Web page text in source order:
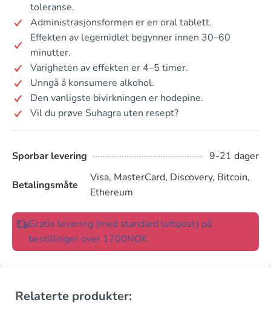
toleranse.
Administrasjonsformen er en oral tablett.
Effekten av legemidlet begynner innen 30–60
minutter.
Varigheten av effekten er 4–5 timer.
Unngå å konsumere alkohol.
Den vanligste bivirkningen er hodepine.
Vil du prøve Suhagra uten resept?
Sporbar levering 9-21 dager
Betalingsmåte
Visa, MasterCard, Discovery, Bitcoin,
Ethereum
Gratis levering (med standard luftpost) på
bestillinger over 1700NOK
Relaterte produkter: